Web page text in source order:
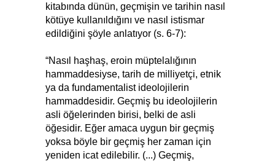
kitabında dünün, geçmişin ve tarihin nasıl
kötüye kullanıldığını ve nasıl istismar
edildiğini şöyle anlatıyor (s. 6-7):
“Nasıl haşhaş, eroin müptelalığının
hammaddesiyse, tarih de milliyetçi, etnik
ya da fundamentalist ideolojilerin
hammaddesidir. Geçmiş bu ideolojilerin
asli öğelerinden birisi, belki de asli
öğesidir. Eğer amaca uygun bir geçmiş
yoksa böyle bir geçmiş her zaman için
yeniden icat edilebilir. (...) Geçmiş,